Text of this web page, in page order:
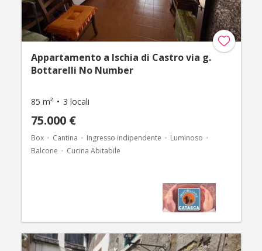
Appartamento a Ischia di Castro via g.
Bottarelli No Number
85 m² 3 locali
75.000 €
Box Cantina Ingresso indipendente
Luminoso
Balcone
Cucina Abitabile